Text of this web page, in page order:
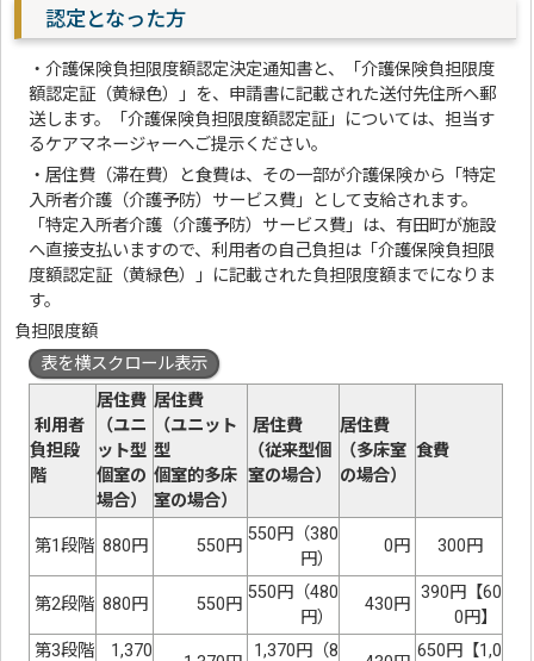
認定となった方
・介護保険負担限度額認定決定通知書と、「介護保険負担限度
額認定証（黄緑色）」を、申請書に記載された送付先住所へ郵
送します。「介護保険負担限度額認定証」については、担当す
るケアマネージャーへご提示ください。
・居住費（滞在費）と食費は、その一部が介護保険から「特定
入所者介護（介護予防）サービス費」として支給されます。
「特定入所者介護（介護予防）サービス費」は、有田町が施設
へ直接支払いますので、利用者の自己負担は「介護保険負担限
度額認定証（黄緑色）」に記載された負担限度額までになりま
す。
負担限度額
表を横スクロール表示
利用者
負担段
階
居住費
（ユニ
ット型
個室の
場合）
居住費
（ユニット
型
個室的多床
室の場合）
居住費
（従来型個
室の場合）
居住費
（多床室
の場合）
食費
第1段階 880円 550円
550円（380
円）
0円 300円
第2段階 880円 550円
550円（480
円）
430円
390円【60
0円】
第3段階
1,370
1,370円（8
650円【1,0